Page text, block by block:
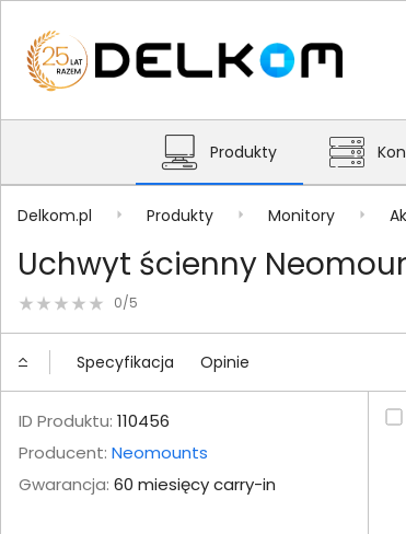
Produkty
Delkom.pl Produkty Monitory
Uchwyt ścienny
0/5
Specyfikacja Opinie
ID Produktu: 110456
Producent: Neomounts
Gwarancja: 60 miesięcy carry-in